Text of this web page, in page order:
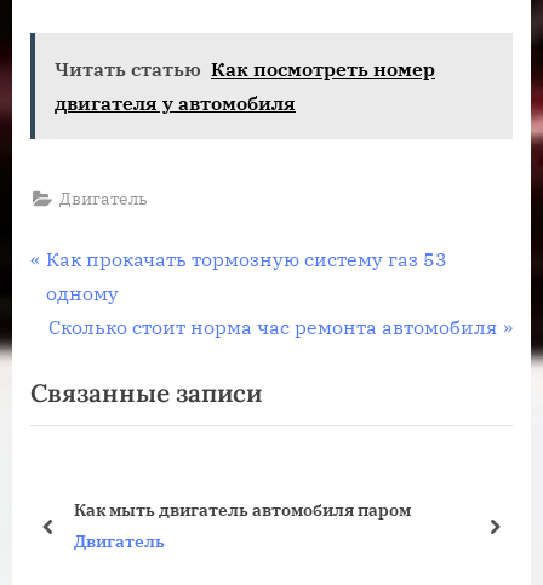
Читать статью Как посмотреть номер
двигателя у автомобиля
Двигатель
Навигация
по
П
р
е
ы
д
а
Как прокачать тормозную систему газ 53
одному
С
е
д
щ
Сколько стоит норма час ремонта автомобиля
Связанные записи
Как мыть двигатель автомобиля паром
Двигатель
пред